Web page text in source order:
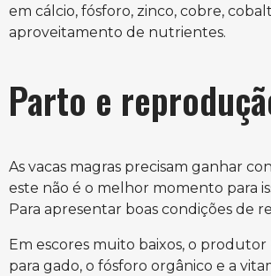
em cálcio, fósforo, zinco, cobre,
aproveitamento de nutrientes.
Parto e
As vacas magras precisam ganhar
este não é o melhor momento para
Para apresentar boas condições de
Em escores muito baixos, o
para gado, o fósforo orgânico e a